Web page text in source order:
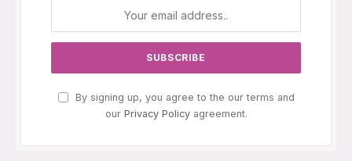
By signing up, you agree to the our terms and
our Privacy Policyagreement.